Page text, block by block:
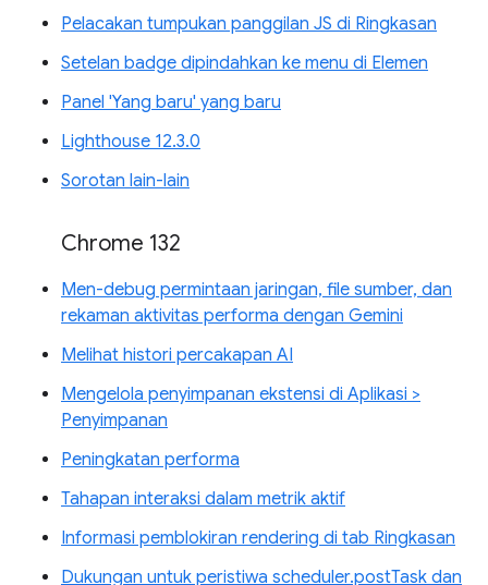
Pelacakan tumpukan panggilan JS di Ringkasan
Setelan badge dipindahkan ke menu di Elemen
Panel 'Yang baru' yang baru
Lighthouse 12.3.0
Sorotan lain-lain
Chrome 132
Men-debug permintaan jaringan, file sumber, dan
rekaman aktivitas performa dengan Gemini
Melihat histori percakapan AI
Mengelola penyimpanan ekstensi di Aplikasi >
Penyimpanan
Peningkatan performa
Tahapan interaksi dalam metrik aktif
Informasi pemblokiran rendering di tab Ringkasan
Dukungan untuk peristiwa scheduler.postTask dan